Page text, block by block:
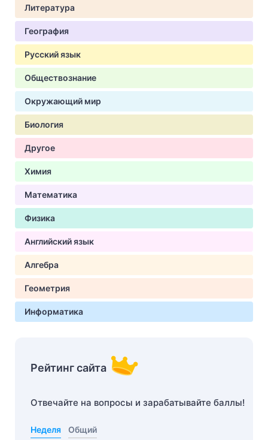
Литература
География
Русский язык
Обществознание
Окружающий мир
Биология
Другое
Химия
Математика
Физика
Английский язык
Алгебра
Геометрия
Информатика
Рейтинг сайта
Отвечайте на вопросы и зарабатывайте баллы!
Неделя Общий